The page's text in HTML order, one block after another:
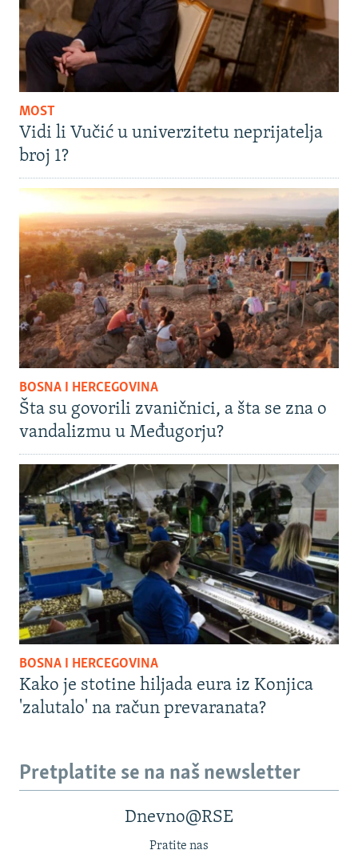
MOST
Vidi li Vučić u univerzitetu neprijatelja
broj 1?
BOSNA I HERCEGOVINA
Šta su govorili zvaničnici, a šta se zna o
vandalizmu u Međugorju?
BOSNA I HERCEGOVINA
Kako je stotine hiljada eura iz Konjica
'zalutalo' na račun prevaranata?
Pretplatite se na naš newsletter
Dnevno@RSE
Pratite nas